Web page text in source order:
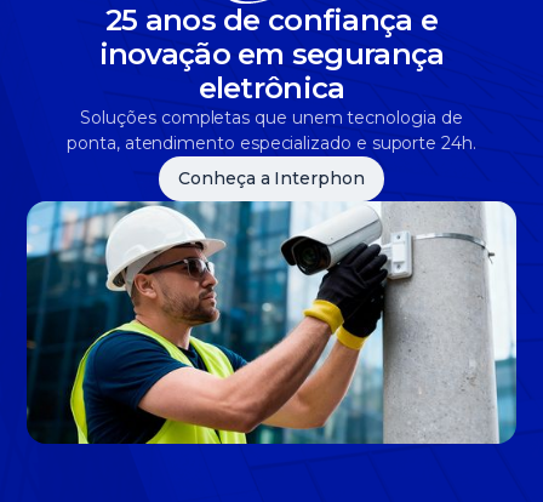
25 anos de confiança e
inovação em segurança
eletrônica
Soluções completas que unem tecnologia de
ponta, atendimento especializado e suporte 24h.
Conheça a Interphon